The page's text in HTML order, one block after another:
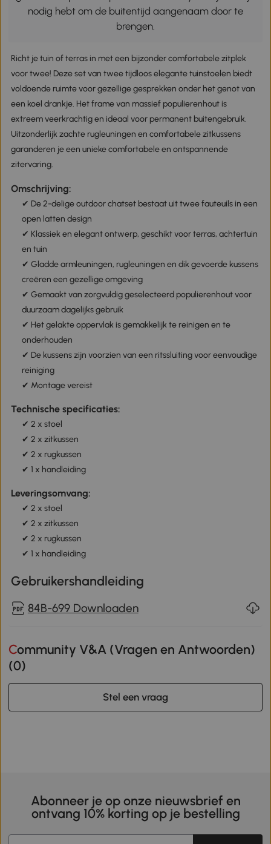
nodig hebt om de buitentijd aangenaam door te
brengen.
Richt je tuin of terras in met een bijzonder comfortabele zitplek
voor twee! Deze set van twee tijdloos elegante tuinstoelen biedt
voldoende ruimte voor gezellige gesprekken onder het genot van
een koel drankje. Het frame van massief populierenhout is
extreem veerkrachtig en ideaal voor permanent buitengebruik.
Uitzonderlijk zachte rugleuningen en comfortabele zitkussens
garanderen je een unieke comfortabele en ontspannende
zitervaring.
Omschrijving:
✔ De 2-delige outdoor chatset bestaat uit twee fauteuils in een
open latten design
✔ Klassiek en elegant ontwerp, geschikt voor terras, achtertuin
en tuin
✔ Gladde armleuningen, rugleuningen en dik gevoerde kussens
creëren een gezellige omgeving
✔ Gemaakt van zorgvuldig geselecteerd populierenhout voor
duurzaam dagelijks gebruik
✔ Het gelakte oppervlak is gemakkelijk te reinigen en te
onderhouden
✔ De kussens zijn voorzien van een ritssluiting voor eenvoudige
reiniging
✔ Montage vereist
Technische specificaties:
✔ 2 x stoel
✔ 2 x zitkussen
✔ 2 x rugkussen
✔ 1 x handleiding
Leveringsomvang:
✔ 2 x stoel
✔ 2 x zitkussen
✔ 2 x rugkussen
✔ 1 x handleiding
Gebruikershandleiding
84B-699 Downloaden
Community V&A (Vragen en Antwoorden)
(0)
Stel een vraag
Abonneer je op onze nieuwsbrief en
ontvang 10% korting op je bestelling